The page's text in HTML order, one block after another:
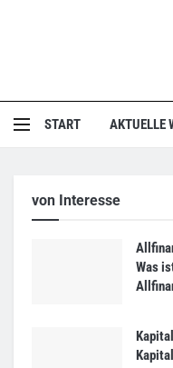
START AKTUELLE
von Interesse
Was